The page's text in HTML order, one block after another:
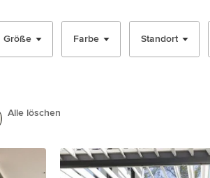
Größe Farbe Standort
Alle löschen